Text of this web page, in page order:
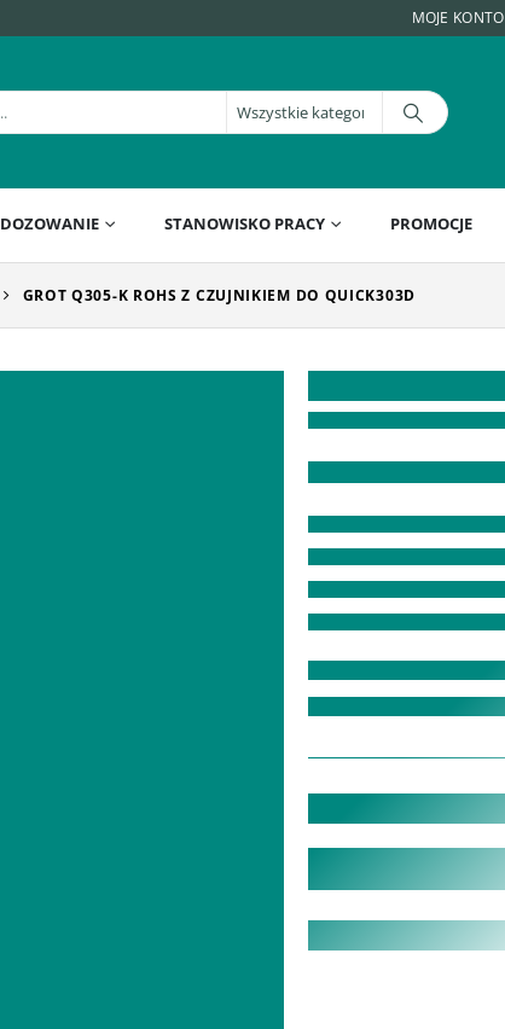
MOJE KONTO
DOZOWANIE STANOWISKO PRACY PROMOCJE
GROT Q305-K ROHS Z CZUJNIKIEM DO QUICK303D